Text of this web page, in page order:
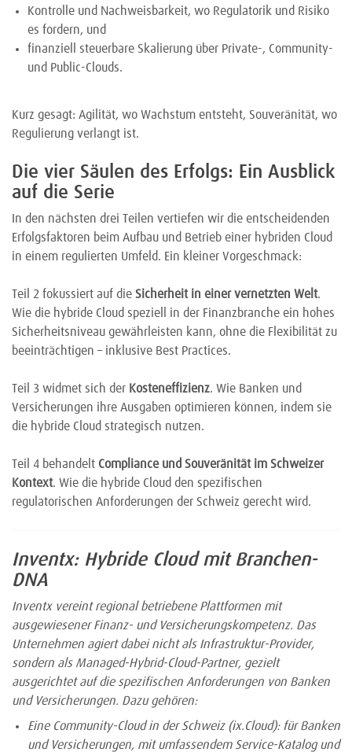
Kontrolle und Nachweisbarkeit, wo Regulatorik und Risiko
es fordern, und
finanziell steuerbare Skalierung über Private-, Community-
und Public-Clouds.
Kurz gesagt: Agilität, wo Wachstum entsteht, Souveränität, wo
Regulierung verlangt ist.
Die vier Säulen des Erfolgs: Ein Ausblick
auf die Serie
In den nächsten drei Teilen vertiefen wir die entscheidenden
Erfolgsfaktoren beim Aufbau und Betrieb einer hybriden Cloud
in einem regulierten Umfeld. Ein kleiner Vorgeschmack:
Teil 2 fokussiert auf die Sicherheit in einer vernetzten Welt.
Wie die hybride Cloud speziell in der Finanzbranche ein hohes
Sicherheitsniveau gewährleisten kann, ohne die Flexibilität zu
beeinträchtigen – inklusive Best Practices.
Teil 3 widmet sich der Kosteneffizienz. Wie Banken und
Versicherungen ihre Ausgaben optimieren können, indem sie
die hybride Cloud strategisch nutzen.
Teil 4 behandelt Compliance und Souveränität im Schweizer
Kontext. Wie die hybride Cloud den spezifischen
regulatorischen Anforderungen der Schweiz gerecht wird.
Inventx: Hybride Cloud mit Branchen-
DNA
Inventx vereint regional betriebene Plattformen mit
ausgewiesener Finanz- und Versicherungskompetenz. Das
Unternehmen agiert dabei nicht als Infrastruktur-Provider,
sondern als Managed-Hybrid-Cloud-Partner, gezielt
ausgerichtet auf die spezifischen Anforderungen von Banken
und Versicherungen. Dazu gehören:
Eine Community-Cloud in der Schweiz (ix.Cloud): für Banken
und Versicherungen, mit umfassendem Service-Katalog und